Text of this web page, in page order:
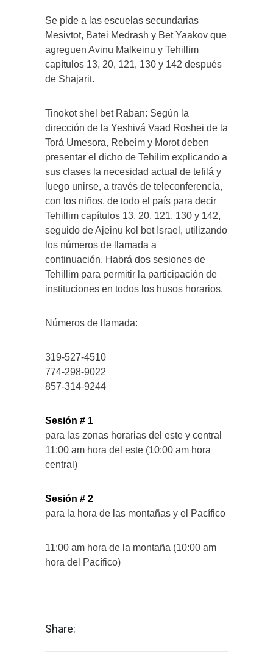
Se pide a las escuelas secundarias
Mesivtot, Batei Medrash y Bet Yaakov que
agreguen Avinu Malkeinu y Tehillim
capítulos 13, 20, 121, 130 y 142 después
de Shajarit.
Tinokot shel bet Raban: Según la
dirección de la Yeshivá Vaad Roshei de la
Torá Umesora, Rebeim y Morot deben
presentar el dicho de Tehilim explicando a
sus clases la necesidad actual de tefilá y
luego unirse, a través de teleconferencia,
con los niños. de todo el país para decir
Tehillim capítulos 13, 20, 121, 130 y 142,
seguido de Ajeinu kol bet Israel, utilizando
los números de llamada a
continuación. Habrá dos sesiones de
Tehillim para permitir la participación de
instituciones en todos los husos horarios.
Números de llamada:
319-527-4510
774-298-9022
857-314-9244
Sesión # 1
para las zonas horarias del este y central
11:00 am hora del este (10:00 am hora
central)
Sesión # 2
para la hora de las montañas y el Pacífico
11:00 am hora de la montaña (10:00 am
hora del Pacífico)
Share: